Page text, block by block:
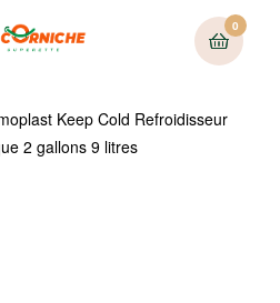
0
Keep Cold Refroidisseur
2 gallons 9 litres